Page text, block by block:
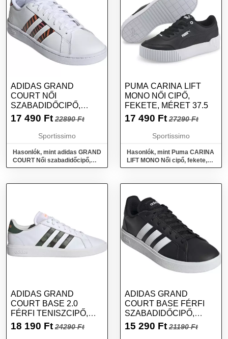
ADIDAS GRAND
COURT NŐI
SZABADIDŐCIPŐ,
FEHÉR, MÉRET 40
17 490 Ft 22890 Ft
Sportissimo
Hasonlók, mint adidas GRAND
COURT Női szabadidőcipő,
fehér, méret 40
PUMA CARINA LIFT
MONO NŐI CIPŐ,
FEKETE, MÉRET 37.5
17 490 Ft 27290 Ft
Sportissimo
Hasonlók, mint Puma CARINA
LIFT MONO Női cipő, fekete,
méret 37.5
ADIDAS GRAND
COURT BASE 2.0
FÉRFI TENISZCIPŐ,
FEHÉR, MÉRET 42
18 190 Ft 24290 Ft
ADIDAS GRAND
COURT BASE FÉRFI
SZABADIDŐCIPŐ,
FEKETE, MÉRET 42 2/3
15 290 Ft 21190 Ft